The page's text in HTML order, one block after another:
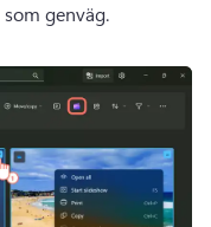
genväg.